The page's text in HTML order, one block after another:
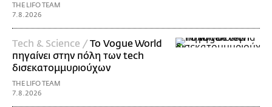
THE LIFO TEAM
7.8.2026
Τech & Science /Το Vogue World
πηγαίνει στην πόλη των tech
δισεκατομμυριούχων
THE LIFO TEAM
7.8.2026